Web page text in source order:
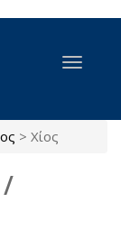
Toggle
> Χίος